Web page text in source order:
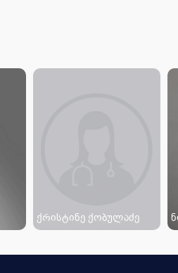
ქრისტინე ქობულაძე